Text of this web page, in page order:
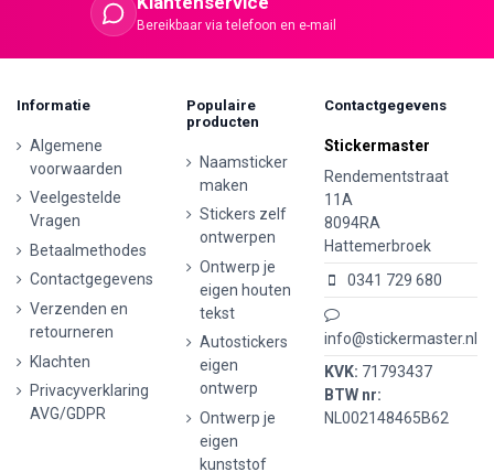
Bereikbaar via telefoon en e-mail
Informatie
Algemene
voorwaarden
Veelgestelde
Vragen
Betaalmethodes
Contactgegevens
Verzenden en
retourneren
Klachten
Privacyverklaring
AVG/GDPR
Populaire
producten
Naamsticker
maken
Stickers zelf
ontwerpen
Ontwerp je
eigen houten
tekst
Autostickers
eigen
ontwerp
Ontwerp je
eigen
kunststof
Contactgegevens
Stickermaster
Rendementstraat
11A
8094RA
Hattemerbroek
0341 729 680
info@stickermaster.nl
KVK: 71793437
BTW nr:
NL002148465B62